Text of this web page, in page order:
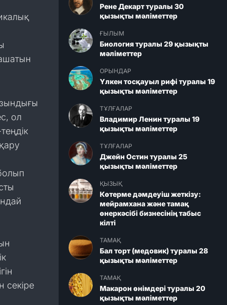
ол
секіре
Рене Декарт туралы 30
қызықты мәліметтер
ҒЫЛЫМ
Биология туралы 29 қызықты
мәліметтер
ОРЫНДАР
Үлкен тосқауыл рифі туралы 19
қызықты мәліметтер
ТҰЛҒАЛАР
Владимир Ленин туралы 19
қызықты мәліметтер
ТҰЛҒАЛАР
Джейн Остин туралы 25
қызықты мәліметтер
ҚЫЗЫҚ
Көтерме дәмдеуіш жеткізу:
мейрамхана және тамақ
өнеркәсібі бизнесінің табыс
кілті
ТАМАҚ
Бал торт (медовик) туралы 28
қызықты мәліметтер
ТАМАҚ
Макарон өнімдері туралы 20
қызықты мәліметтер